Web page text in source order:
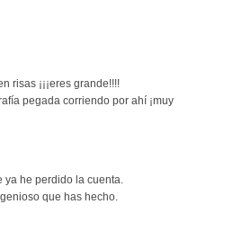
risas ¡¡¡eres grande!!!!
pegada corriendo por ahí ¡muy
he perdido la cuenta.
que has hecho.